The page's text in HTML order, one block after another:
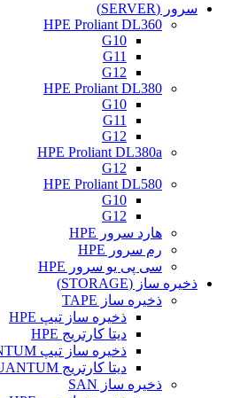
سرور (SERVER)
HPE Proliant DL360
G10
G11
G12
HPE Proliant DL380
G10
G11
G12
HPE Proliant DL380a
G12
HPE Proliant DL580
G10
G12
هارد سرور HPE
رم سرور HPE
سی پی یو سرور HPE
ذخیره ساز (STORAGE)
ذخیره ساز TAPE
ذخیره ساز تیپ HPE
دیتا کارتریج HPE
ذخیره ساز تیپ QUANTUM
دیتا کارتریج QUANTUM
ذخیره ساز SAN